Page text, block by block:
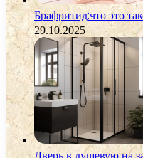
Брафритид:что это
29.10.2025